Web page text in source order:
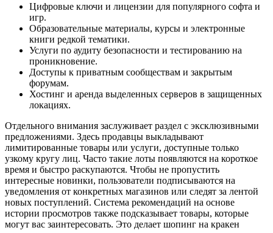
Цифровые ключи и лицензии для популярного софта и
игр.
Образовательные материалы, курсы и электронные
книги редкой тематики.
Услуги по аудиту безопасности и тестированию на
проникновение.
Доступы к приватным сообществам и закрытым
форумам.
Хостинг и аренда выделенных серверов в защищенных
локациях.
Отдельного внимания заслуживает раздел с эксклюзивными
предложениями. Здесь продавцы выкладывают
лимитированные товары или услуги, доступные только
узкому кругу лиц. Часто такие лоты появляются на короткое
время и быстро раскупаются. Чтобы не пропустить
интересные новинки, пользователи подписываются на
уведомления от конкретных магазинов или следят за лентой
новых поступлений. Система рекомендаций на основе
истории просмотров также подсказывает товары, которые
могут вас заинтересовать. Это делает шопинг на кракен